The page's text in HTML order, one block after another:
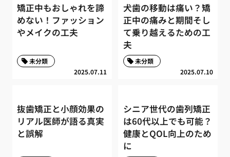
矯正中もおしゃれを諦
めない！ファッション
やメイクの工夫
2025.07.11
未分類
犬歯の移動は痛い？矯
正中の痛みと期間そし
て乗り越えるための工
夫
2025.07.10
未分類
抜歯矯正と小顔効果の
リアル医師が語る真実
と誤解
シニア世代の歯列矯正
は60代以上でも可能？
健康とQOL向上のため
に